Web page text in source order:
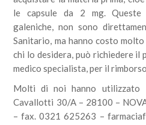
le capsule da 2 mg. Queste
galeniche, non sono
Sanitario, ma hanno costo
chi lo desidera, può richiedere
medico specialista, per il
Molti di noi hanno utilizzato
Cavallotti 30/A – 28100 –
– fax. 0321 625263 –